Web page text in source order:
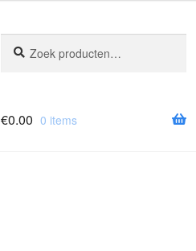
naar:
€0.00 0 items